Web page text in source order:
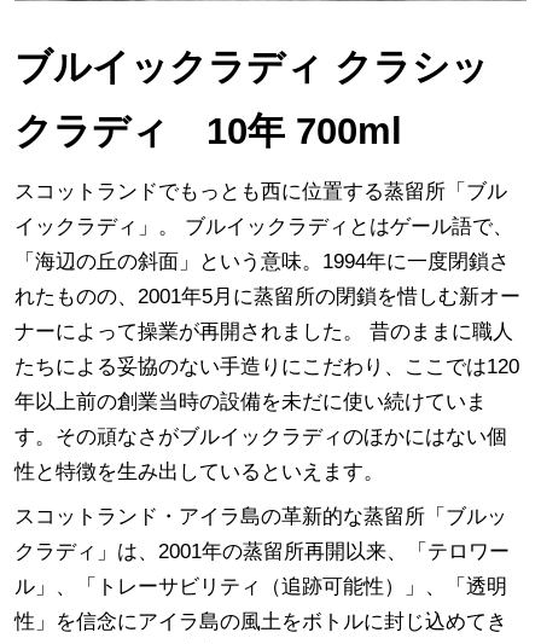
ブルイックラディ クラシッ
クラディ 10年 700ml
スコットランドでもっとも西に位置する蒸留所「ブル
イックラディ」。 ブルイックラディとはゲール語で、
「海辺の丘の斜面」という意味。1994年に一度閉鎖さ
れたものの、2001年5月に蒸留所の閉鎖を惜しむ新オー
ナーによって操業が再開されました。 昔のままに職人
たちによる妥協のない手造りにこだわり、ここでは120
年以上前の創業当時の設備を未だに使い続けていま
す。その頑なさがブルイックラディのほかにはない個
性と特徴を生み出しているといえます。
スコットランド・アイラ島の革新的な蒸留所「ブルッ
クラディ」は、2001年の蒸留所再開以来、「テロワー
ル」、「トレーサビリティ（追跡可能性）」、「透明
性」を信念にアイラ島の風土をボトルに封じ込めてき